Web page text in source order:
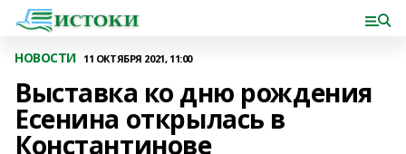
НОВОСТИ 11 ОКТЯБРЯ 2021, 11:00
Выставка ко дню рождения
Есенина открылась в
Константинове